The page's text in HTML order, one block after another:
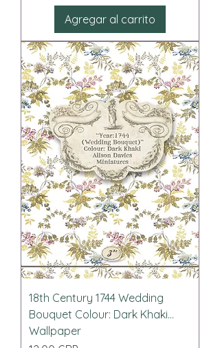
Agregar al carrito
18th Century 1744 Wedding
Bouquet Colour: Dark Khaki...
Wallpaper